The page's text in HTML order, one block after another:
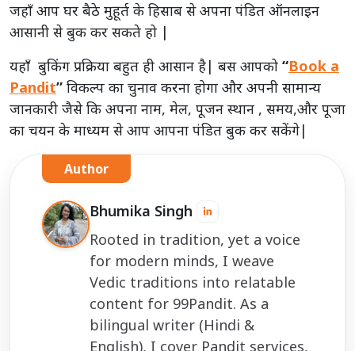
जहाँ आप घर बैठे मुहूर्त के हिसाब से अपना पंडित ऑनलाइन
आसानी से बुक कर सकते हो |
यहाँ बुकिंग प्रक्रिया बहुत ही आसान है| बस आपको “Book a
Pandit” विकल्प का चुनाव करना होगा और अपनी सामान्य
जानकारी जैसे कि अपना नाम, मेल, पूजन स्थान , समय,और पूजा
का चयन के माध्यम से आप आपना पंडित बुक कर सकेंगे|
Bhumika Singh
Rooted in tradition, yet a voice
for modern minds, I weave
Vedic traditions into relatable
content for 99Pandit. As a
bilingual writer (Hindi &
English), I cover Pandit services,
Author